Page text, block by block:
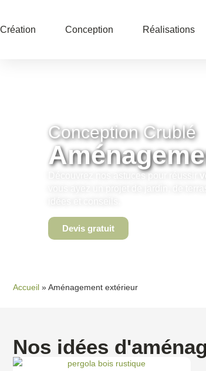
Création Conception Réalisations
Conception Crublé
Découvrez nos astuces pour réussir
Devis gratuit
Accueil »Aménagement extérieur
Nos idées